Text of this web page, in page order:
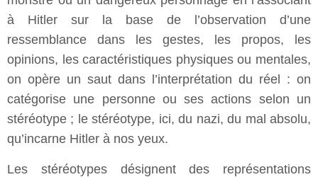
à Hitler sur la base de l’observation d’une
ressemblance dans les gestes, les propos, les
opinions, les caractéristiques physiques ou mentales,
on opère un saut dans l’interprétation du réel : on
catégorise une personne ou ses actions selon un
stéréotype ; le stéréotype, ici, du nazi, du mal absolu,
qu’incarne Hitler à nos yeux.
Les stéréotypes désignent des représentations